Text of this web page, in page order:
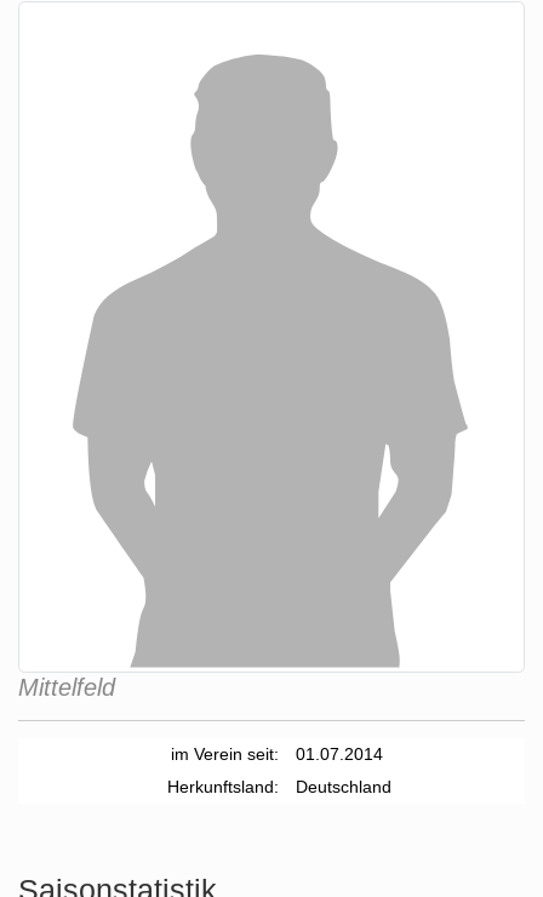
Mittelfeld
im Verein seit:
01.07.2014
Herkunftsland:
Deutschland
Saisonstatistik